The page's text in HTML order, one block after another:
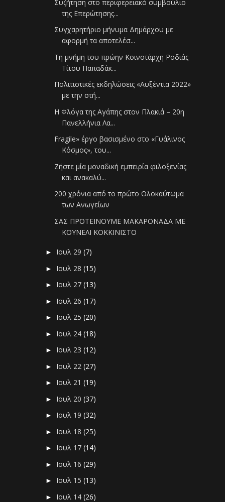
Συζήτηση στο περιφερειακό συμβούλιο
της Επερώτησης...
Συγχαρητήριο μήνυμα Δημάρχου με
αφορμή τα αποτελέσ...
Τη μνήμη του πρώην Κοινοτάρχη Ροδιάς
Τίτου Παπαδάκ...
Πολιτιστικές εκδηλώσεις «Αυξέντια 2022»
με την στή...
Η Φλόγα της Αγάπης στον Πλακιά – 20η
Πανελλήνια Λα...
Fragile» έργο βασισμένο στο «Γυάλινος
Κόσμος», του...
Ζήστε μία μοναδική εμπειρία φιλοξενίας
και ανακαλύ...
200 χρόνια από το πρώτο Ολοκαύτωμα
των Ανωγείων
ΣΑΣ ΠΡΟΤΕΙΝΟΥΜΕ ΜΑΚΑΡΟΝΑΔΑ ΜΕ
ΚΟΥΝΕΛΙ ΚΟΚΚΙΝΙΣΤΟ
► Ιουλ 29(7)
► Ιουλ 28(15)
► Ιουλ 27(13)
► Ιουλ 26(17)
► Ιουλ 25(20)
► Ιουλ 24(18)
► Ιουλ 23(12)
► Ιουλ 22(27)
► Ιουλ 21(19)
► Ιουλ 20(37)
► Ιουλ 19(32)
► Ιουλ 18(25)
► Ιουλ 17(14)
► Ιουλ 16(29)
► Ιουλ 15(13)
► Ιουλ 14(26)